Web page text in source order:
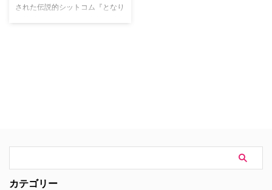
された伝説的シットコム『となり
カテゴリー